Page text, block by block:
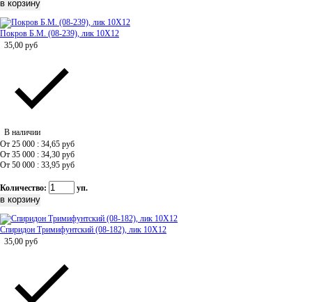
Покров Б.М. (08-239), лик 10Х12
35,00 руб
В наличии
От 25 000 : 34,65 руб
От 35 000 : 34,30 руб
От 50 000 : 33,95 руб
Количество: уп.
Спиридон Тримифунтский (08-182), лик 10Х12
35,00 руб